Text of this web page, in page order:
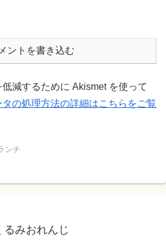
ントを書き込む
減するために Akismet を使って
タの処理方法の詳細はこちらをご覧
ンチ
るみおれんじ